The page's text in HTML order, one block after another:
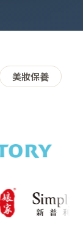
美妝保養